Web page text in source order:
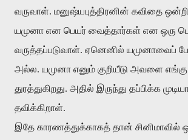
வருவாள். மனுஷ்யபுத்திரனின் கவிதை
யமுனா என பெயர் வைத்தார்கள் என ஒரு
வருத்தப்படுவாள். ஏனெனில் யமுனாவைப்
அல்ல. யமுனா எனும் குறியீடு அவளை
துரத்துகிறது. அதில் இருந்து தப்பிக்க
தவிக்கிறாள்.
இதே காரணத்துக்காகத் தான் சினிமாவில்